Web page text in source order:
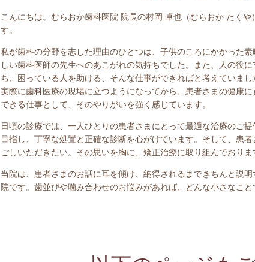
こんにちは。むらおか歯科医院 院長の村岡 卓也（むらおか たくや
す。
私が歯科の分野を志した理由のひとつは、子供のころにかかった素
しい歯科医師の先生へのあこがれの気持ちでした。また、人の役に
ち、困っている人を助ける、そんな仕事ができればと考えていまし
実際に歯科医療の現場に立つようになってから、患者さまの健康に
できる仕事として、そのやりがいを強く感じています。
日頃の診療では、一人ひとりの患者さまにとって最適な治療のご提
目指し、丁寧な処置と正確な診断を心がけています。そして、患
ごしいただきたい。その思いを胸に、矯正治療に取り組んでおりま
当院は、患者さまのお話に耳を傾け、納得されるまできちんと説
院です。歯並びや噛み合わせのお悩みがあれば、どんな小さなこ